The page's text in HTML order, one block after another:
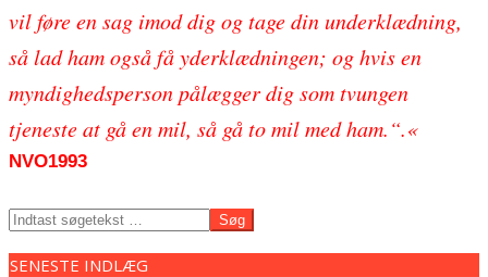
vil føre en sag imod dig og tage din underklædning,
så lad ham også få yderklædningen; og hvis en
myndighedsperson pålægger dig som tvungen
tjeneste at gå en mil, så gå to mil med ham.“.«
NVO1993
2025-
04-
05
Søg
SENESTE INDLÆG